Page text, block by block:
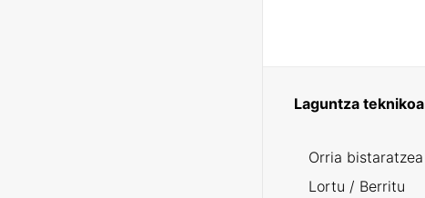
Laguntza teknikoa
Orria bistaratzea
Lortu / Berritu